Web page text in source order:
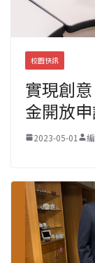
校園快訊
實現創
金開放
2023-05-01